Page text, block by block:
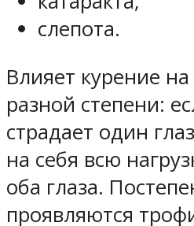
слепота.
Влияет курение
разной степени:
страдает один
на себя всю
оба глаза.
проявляются